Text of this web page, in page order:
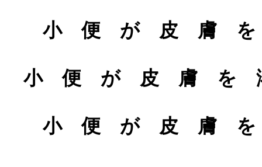
小 便 が 皮 膚
小 便 が 皮 膚 を
小 便 が 皮 膚